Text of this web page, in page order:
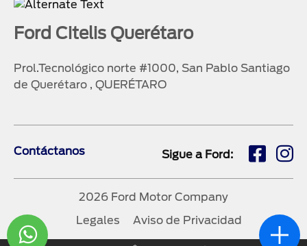
Ford Citelis Querétaro
Prol.Tecnológico norte #1000, San Pablo Santiago
de Querétaro , QUERÉTARO
Contáctanos Sigue a Ford:
2026 Ford Motor Company
Legales
Aviso de Privacidad